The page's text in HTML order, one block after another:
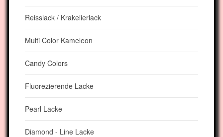
Reisslack / Krakelierlack
Multi Color Kameleon
Candy Colors
Fluorezierende Lacke
Pearl Lacke
Diamond - Line Lacke